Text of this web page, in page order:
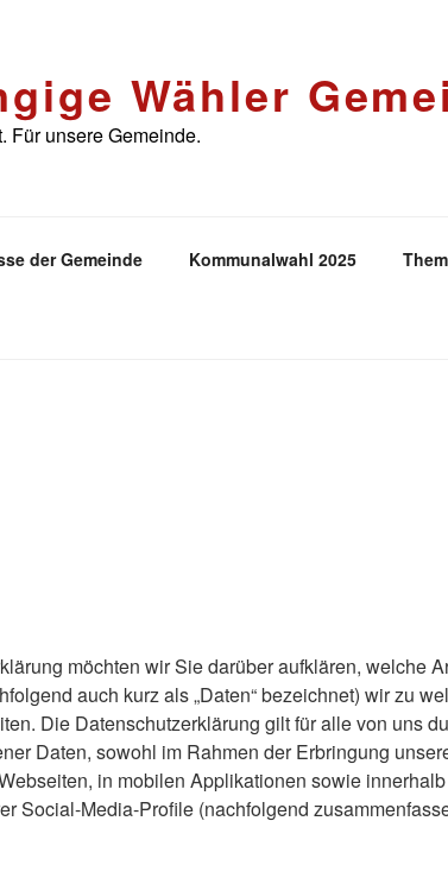
Wähler
Für unsere Gemeinde.
der Gemeinde Kommunalwahl 2025
möchten wir Sie darüber aufklären, welche
auch kurz als „Daten“ bezeichnet) wir zu
Die Datenschutzerklärung gilt für alle von uns
Daten, sowohl im Rahmen der Erbringung
in mobilen Applikationen sowie
Social-Media-Profile (nachfolgend